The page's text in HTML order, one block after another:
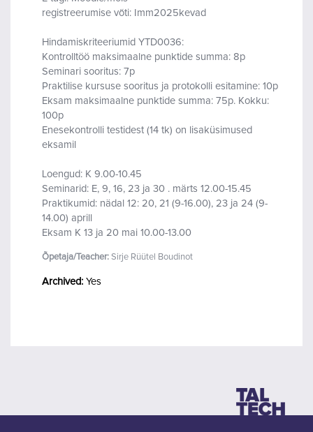
registreerumise võti: Imm2025kevad
Hindamiskriteeriumid YTD0036:
Kontrolltöö maksimaalne punktide summa: 8p
Seminari sooritus: 7p
Praktilise kursuse sooritus ja protokolli esitamine: 10p
Eksam maksimaalne punktide summa: 75p. Kokku:
100p
Enesekontrolli testidest (14 tk) on lisaküsimused
eksamil
Loengud: K 9.00-10.45
Seminarid: E, 9, 16, 23 ja 30 . märts 12.00-15.45
Praktikumid: nädal 12: 20, 21 (9-16.00), 23 ja 24 (9-
14.00) aprill
Eksam K 13 ja 20 mai 10.00-13.00
Õpetaja/Teacher: Sirje Rüütel Boudinot
Archived: Yes